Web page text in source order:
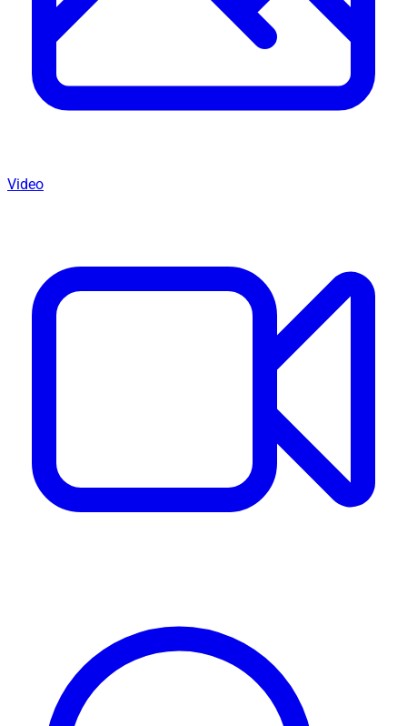
Video